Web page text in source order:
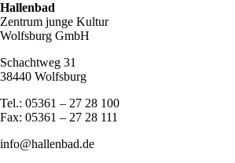
Hallenbad
Zentrum junge Kultur
Wolfsburg GmbH
Schachtweg 31
38440 Wolfsburg
Tel.: 05361 – 27 28 100
Fax: 05361 – 27 28 111
info@hallenbad.de